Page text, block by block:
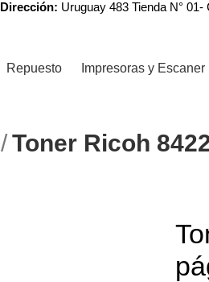
Dirección: Uruguay 483 Tienda N°
Repuesto Impresoras y Escaner
Toner Ricoh